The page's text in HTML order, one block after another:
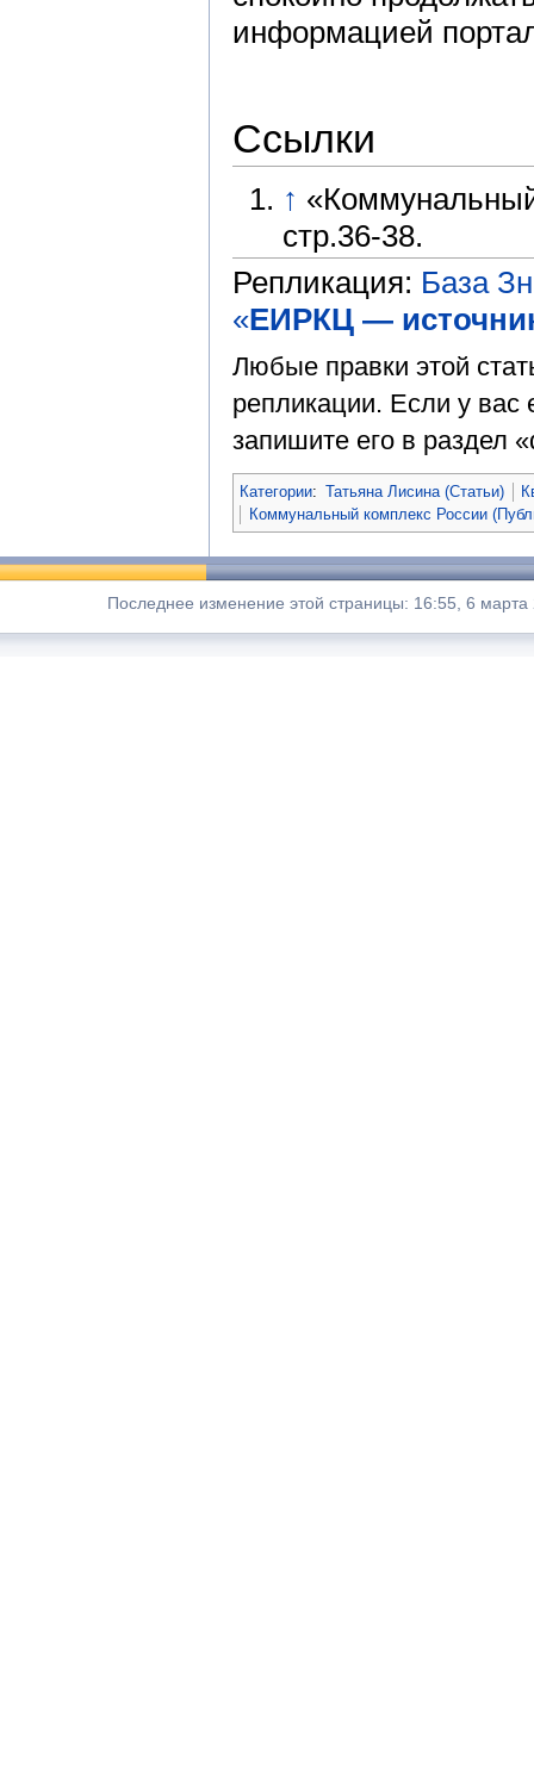
информацией
Ссылки
↑
стр.36-38.
Репликация: База
«ЕИРКЦ —
Любые правки этой
репликации. Если у вас
запишите его в раздел
Категории: Татьяна Лисина (Статьи)
Коммунальный комплекс России
Последнее изменение этой страницы: 16:55, 6 марта